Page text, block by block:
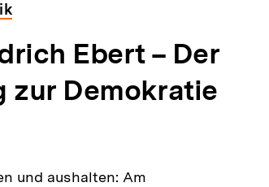
Ebert – Der
zur Demokratie
und aushalten: Am